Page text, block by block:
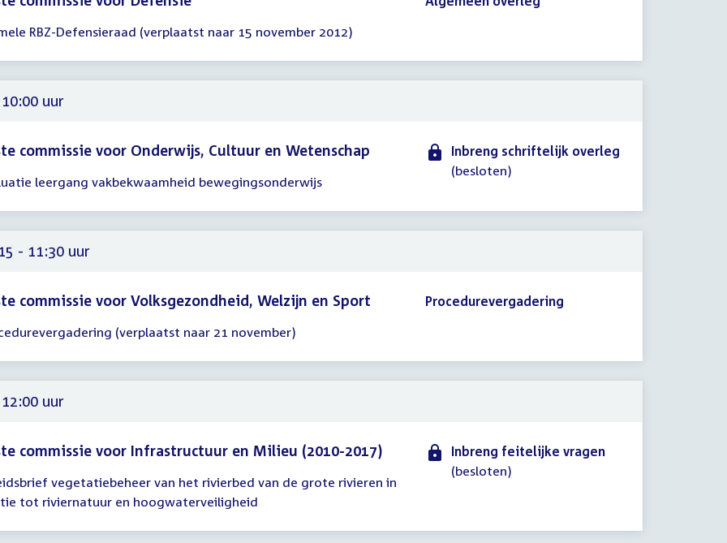
RBZ-Defensieraad (verplaatst naar 15 november 2012)
uur
commissie voor Onderwijs, Cultuur en Wetenschap
leergang vakbekwaamheid bewegingsonderwijs
Inbreng schriftelijk overleg
(besloten)
- 11:30 uur
commissie voor Volksgezondheid, Welzijn en Sport
(verplaatst naar 21 november)
Procedurevergadering
uur
commissie voor Infrastructuur en Milieu (2010-2017)
vegetatiebeheer van het rivierbed van de grote rivieren in
tot riviernatuur en hoogwaterveiligheid
Inbreng feitelijke vragen
(besloten)